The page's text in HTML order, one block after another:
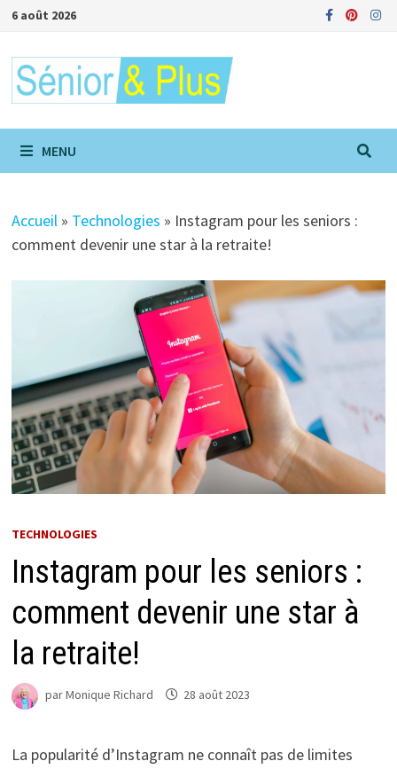
Passer
contenu
6 août 2026
MENU
Accueil » Technologies » Instagram pour les seniors :
comment devenir une star à la retraite!
TECHNOLOGIES
Instagram pour les seniors :
comment devenir une star à
la retraite!
parMonique Richard 28 août 2023
La popularité d’Instagram ne connaît pas de limites